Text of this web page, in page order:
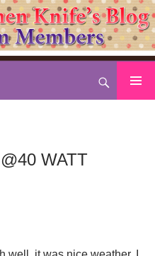
WATT